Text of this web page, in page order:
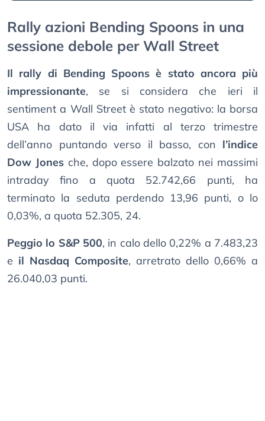
Rally azioni Bending Spoons in una
sessione debole per Wall Street
Il rally di Bending Spoons è stato ancora più
impressionante, se si considera che ieri il
sentiment a Wall Street è stato negativo: la borsa
USA ha dato il via infatti al terzo trimestre
dell’anno puntando verso il basso, con l’indice
Dow Jonesche, dopo essere balzato nei massimi
intraday fino a quota 52.742,66 punti, ha
terminato la seduta perdendo 13,96 punti, o lo
0,03%, a quota 52.305, 24.
Peggio lo S&P 500, in calo dello 0,22% a 7.483,23
e il Nasdaq Composite, arretrato dello 0,66% a
26.040,03 punti.